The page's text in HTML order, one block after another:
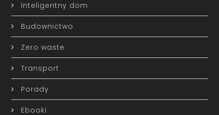
Inteligentny dom
Budownictwo
Zero waste
Transport
Porady
Ebooki